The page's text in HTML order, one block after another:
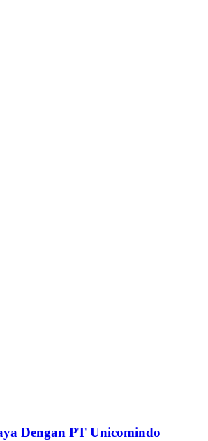
Dengan PT Unicomindo